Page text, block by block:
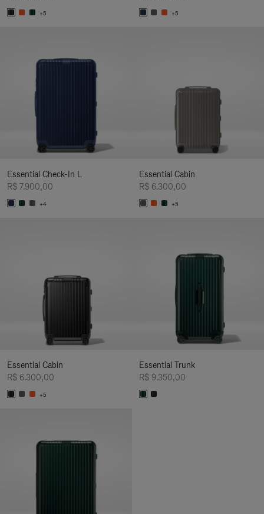
+5 +5
Essential Check-In L
R$ 7.900,00
+4
Essential Cabin
R$ 6.300,00
+5
Essential Cabin
R$ 6.300,00
+5
Essential Trunk
R$ 9.350,00